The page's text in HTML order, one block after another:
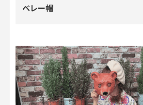
ベレー帽